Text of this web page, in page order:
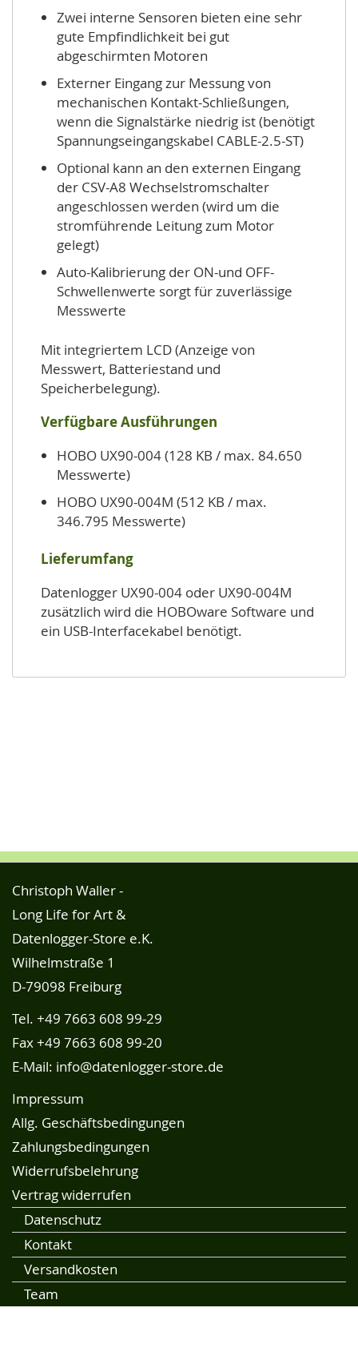
Zwei interne Sensoren bieten eine sehr
gute Empfindlichkeit bei gut
abgeschirmten Motoren
Externer Eingang zur Messung von
mechanischen Kontakt-Schließungen,
wenn die Signalstärke niedrig ist (benötigt
Spannungseingangskabel CABLE-2.5-ST)
Optional kann an den externen Eingang
der CSV-A8 Wechselstromschalter
angeschlossen werden (wird um die
stromführende Leitung zum Motor
gelegt)
Auto-Kalibrierung der ON-und OFF-
Schwellenwerte sorgt für zuverlässige
Messwerte
Mit integriertem LCD (Anzeige von
Messwert, Batteriestand und
Speicherbelegung).
Verfügbare Ausführungen
HOBO UX90-004 (128 KB / max. 84.650
Messwerte)
HOBO UX90-004M (512 KB / max.
346.795 Messwerte)
Lieferumfang
Datenlogger UX90-004 oder UX90-004M
zusätzlich wird die HOBOware Software und
ein USB-Interfacekabel benötigt.
Christoph Waller -
Long Life for Art &
Datenlogger-Store e.K.
Wilhelmstraße 1
D-79098 Freiburg
Tel. +49 7663 608 99-29
Fax +49 7663 608 99-20
E-Mail: info@datenlogger-store.de
Impressum
Allg. Geschäftsbedingungen
Zahlungsbedingungen
Widerrufsbelehrung
Vertrag widerrufen
Datenschutz
Kontakt
Versandkosten
Team